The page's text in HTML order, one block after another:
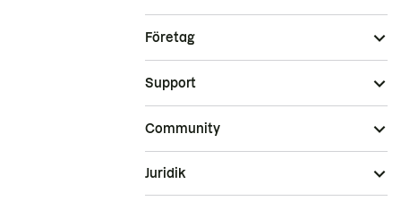
Företag
Support
Community
Juridik